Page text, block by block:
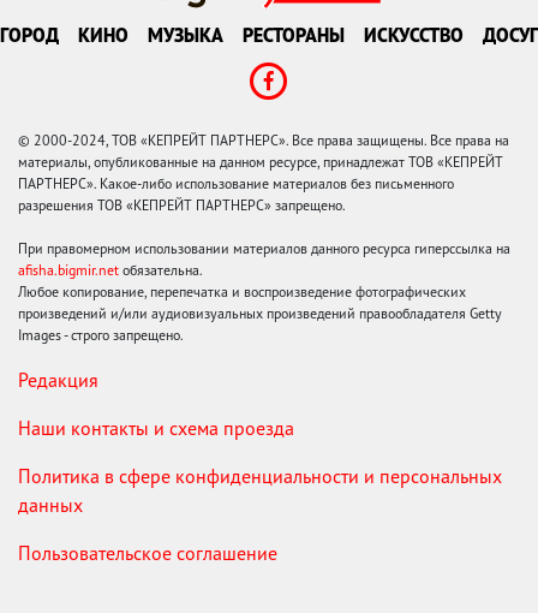
ГОРОД КИНО МУЗЫКА РЕСТОРАНЫ ИСКУССТВО ДОСУГ
© 2000-2024, ТОВ «КЕПРЕЙТ ПАРТНЕРС». Все права защищены. Все права на
материалы, опубликованные на данном ресурсе, принадлежат ТОВ «КЕПРЕЙТ
ПАРТНЕРС». Какое-либо использование материалов без письменного
разрешения ТОВ «КЕПРЕЙТ ПАРТНЕРС» запрещено.
При правомерном использовании материалов данного ресурса гиперссылка на
afisha.bigmir.net обязательна.
Любое копирование, перепечатка и воспроизведение фотографических
произведений и/или аудиовизуальных произведений правообладателя Getty
Images - строго запрещено.
Редакция
Наши контакты и схема проезда
Политика в сфере конфиденциальности и персональных
данных
Пользовательское соглашение